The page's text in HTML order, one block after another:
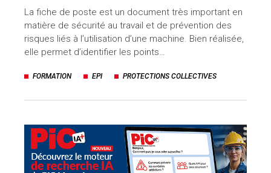
La fiche de poste est un document très important en
matière de sécurité au travail et de prévention des
risques liés à l’utilisation d’une machine. Bien réalisée,
elle permet d’identifier les points…
FORMATION EPI PROTECTIONS COLLECTIVES